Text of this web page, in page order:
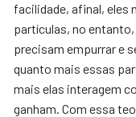
facilidade, afinal, eles
partículas, no
precisam empurrar e
quanto mais essas
mais elas interagem
ganham. Com essa